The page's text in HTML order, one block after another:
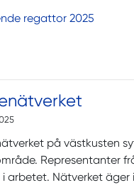
regattor 2025
på västkusten
Representanter
i arbetet. Nätverket